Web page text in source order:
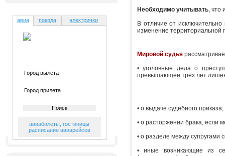
авиа поезда электрички
авиабилеты ,гостиницы
расписание авиарейсов
Необходимо учитывать, что
В отличие от исключительно
изменение территориальной
Мировой судья
• уголовные дела о
превышающее трех лет
• о выдаче судебного приказа;
• о расторжении брака, если
• о разделе между
• иные возникающие из